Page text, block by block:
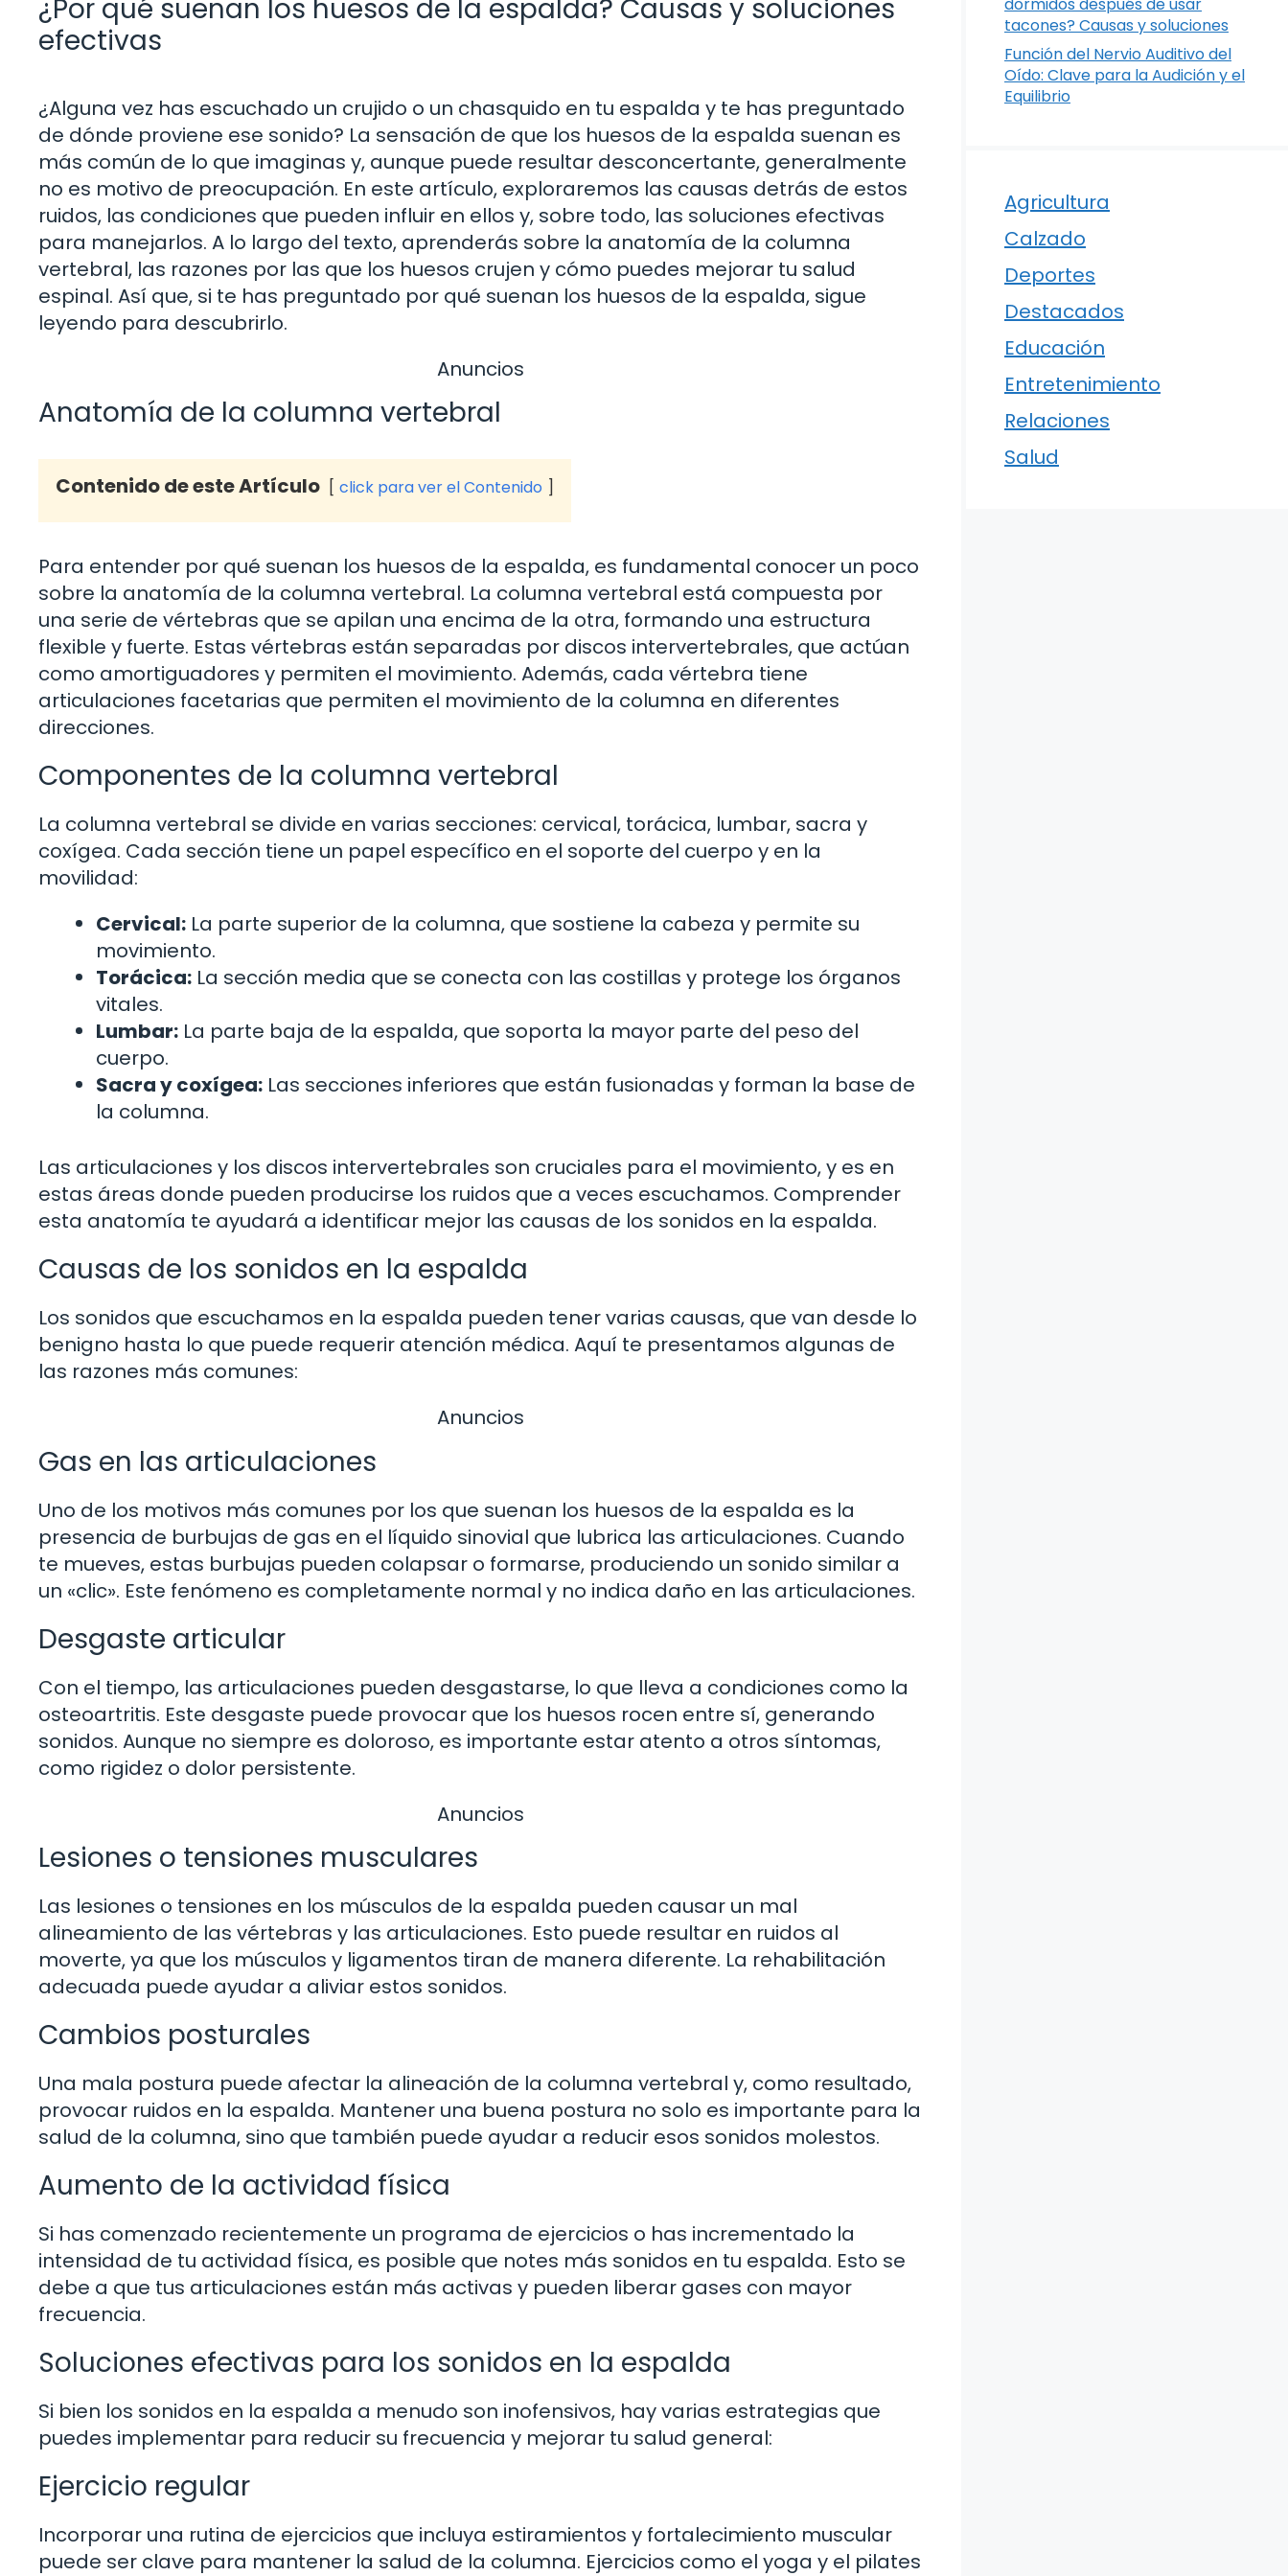
¿Por qué suenan los huesos de la espalda? Causas y soluciones
efectivas
¿Alguna vez has escuchado un crujido o un chasquido en tu espalda y te has preguntado
de dónde proviene ese sonido? La sensación de que los huesos de la espalda suenan es
más común de lo que imaginas y, aunque puede resultar desconcertante, generalmente
no es motivo de preocupación. En este artículo, exploraremos las causas detrás de estos
ruidos, las condiciones que pueden influir en ellos y, sobre todo, las soluciones efectivas
para manejarlos. A lo largo del texto, aprenderás sobre la anatomía de la columna
vertebral, las razones por las que los huesos crujen y cómo puedes mejorar tu salud
espinal. Así que, si te has preguntado por qué suenan los huesos de la espalda, sigue
leyendo para descubrirlo.
Anuncios
Anatomía de la columna vertebral
Contenido de este Artículo click para ver el Contenido
Para entender por qué suenan los huesos de la espalda, es fundamental conocer un poco
sobre la anatomía de la columna vertebral. La columna vertebral está compuesta por
una serie de vértebras que se apilan una encima de la otra, formando una estructura
flexible y fuerte. Estas vértebras están separadas por discos intervertebrales, que actúan
como amortiguadores y permiten el movimiento. Además, cada vértebra tiene
articulaciones facetarias que permiten el movimiento de la columna en diferentes
direcciones.
Componentes de la columna vertebral
La columna vertebral se divide en varias secciones: cervical, torácica, lumbar, sacra y
coxígea. Cada sección tiene un papel específico en el soporte del cuerpo y en la
movilidad:
Cervical: La parte superior de la columna, que sostiene la cabeza y permite su
movimiento.
Torácica: La sección media que se conecta con las costillas y protege los órganos
vitales.
Lumbar: La parte baja de la espalda, que soporta la mayor parte del peso del
cuerpo.
Sacra y coxígea: Las secciones inferiores que están fusionadas y forman la base de
la columna.
Las articulaciones y los discos intervertebrales son cruciales para el movimiento, y es en
estas áreas donde pueden producirse los ruidos que a veces escuchamos. Comprender
esta anatomía te ayudará a identificar mejor las causas de los sonidos en la espalda.
Causas de los sonidos en la espalda
Los sonidos que escuchamos en la espalda pueden tener varias causas, que van desde lo
benigno hasta lo que puede requerir atención médica. Aquí te presentamos algunas de
las razones más comunes:
Anuncios
Gas en las articulaciones
Uno de los motivos más comunes por los que suenan los huesos de la espalda es la
presencia de burbujas de gas en el líquido sinovial que lubrica las articulaciones. Cuando
te mueves, estas burbujas pueden colapsar o formarse, produciendo un sonido similar a
un «clic». Este fenómeno es completamente normal y no indica daño en las articulaciones.
Desgaste articular
Con el tiempo, las articulaciones pueden desgastarse, lo que lleva a condiciones como la
osteoartritis. Este desgaste puede provocar que los huesos rocen entre sí, generando
sonidos. Aunque no siempre es doloroso, es importante estar atento a otros síntomas,
como rigidez o dolor persistente.
Anuncios
Lesiones o tensiones musculares
Las lesiones o tensiones en los músculos de la espalda pueden causar un mal
alineamiento de las vértebras y las articulaciones. Esto puede resultar en ruidos al
moverte, ya que los músculos y ligamentos tiran de manera diferente. La rehabilitación
adecuada puede ayudar a aliviar estos sonidos.
Cambios posturales
Una mala postura puede afectar la alineación de la columna vertebral y, como resultado,
provocar ruidos en la espalda. Mantener una buena postura no solo es importante para la
salud de la columna, sino que también puede ayudar a reducir esos sonidos molestos.
Aumento de la actividad física
Si has comenzado recientemente un programa de ejercicios o has incrementado la
intensidad de tu actividad física, es posible que notes más sonidos en tu espalda. Esto se
debe a que tus articulaciones están más activas y pueden liberar gases con mayor
frecuencia.
Soluciones efectivas para los sonidos en la espalda
Si bien los sonidos en la espalda a menudo son inofensivos, hay varias estrategias que
puedes implementar para reducir su frecuencia y mejorar tu salud general:
Ejercicio regular
Incorporar una rutina de ejercicios que incluya estiramientos y fortalecimiento muscular
puede ser clave para mantener la salud de la columna. Ejercicios como el yoga y el pilates
tacones? Causas y soluciones
Función del Nervio Auditivo del
Oído: Clave para la Audición y el
Equilibrio
Agricultura
Calzado
Deportes
Destacados
Educación
Entretenimiento
Relaciones
Salud